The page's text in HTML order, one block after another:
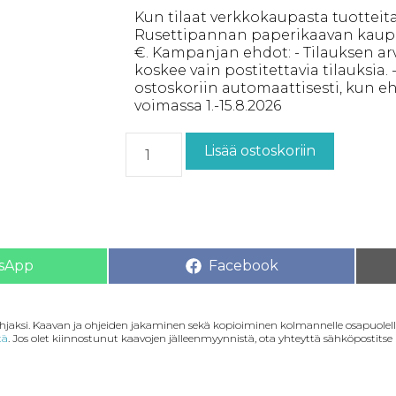
Kun tilaat verkkokaupasta
Rusettipannan paperikaavan
€. Kampanjan ehdot: - Tilauksen
koskee vain postitettavia tilauksia.
ostoskoriin automaattisesti, kun
voimassa 1.-15.8.2026
Lisää ostoskoriin
Facebook
Kaavan ja ohjeiden jakaminen sekä kopioiminen kolmannelle
. Jos olet kiinnostunut kaavojen jälleenmyynnistä, ota yhteyttä sähköpostitse